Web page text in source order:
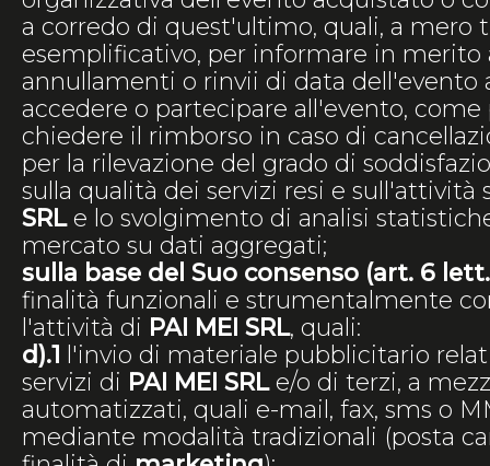
a corredo di quest'ultimo, quali, a mero
esemplificativo, per informare in merito
annullamenti o rinvii di data dell'evento
accedere o partecipare all'evento, come
chiedere il rimborso in caso di
per la rilevazione del grado di
sulla qualità dei servizi resi e sull'attività
SRLe lo svolgimento di analisi
mercato su dati aggregati;
sulla base del Suo consenso (art. 6 lett.
finalità funzionali e strumentalmente
l'attività di PAI MEI SRL, quali:
d).1 l'invio di materiale pubblicitario
servizi di PAI MEI SRLe/o di terzi, a
automatizzati, quali e-mail, fax, sms o
mediante modalità tradizionali (posta